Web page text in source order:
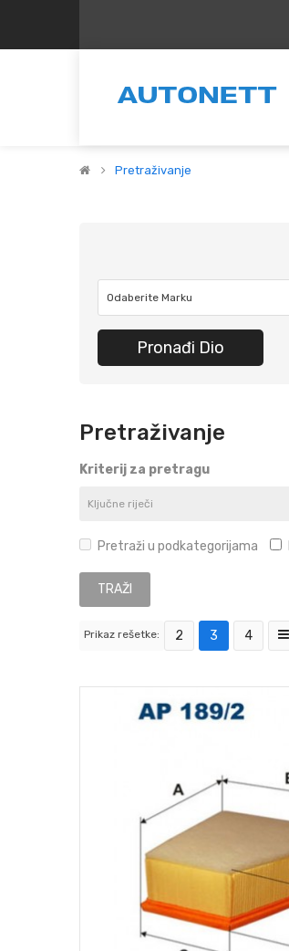
Pretraživanje
Pronađi Dio
Pretraživanje
Kriterij za pretragu
Pretraži u podkategorijama
Prikaz rešetke: 2 3 4